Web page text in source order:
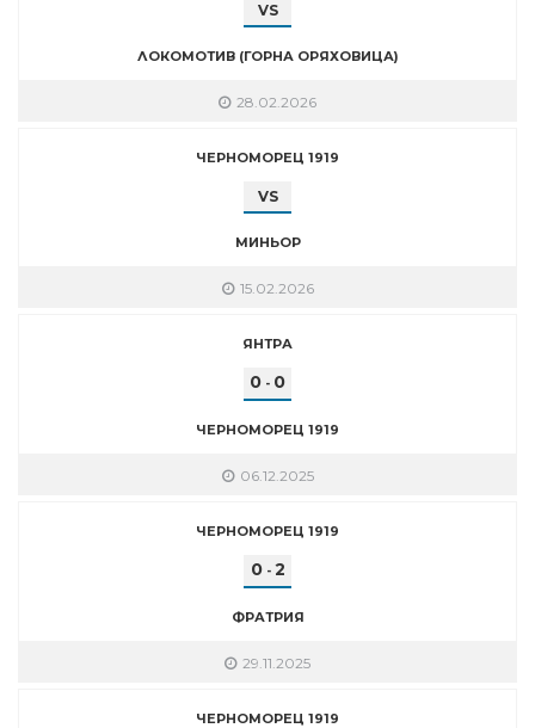
VS
ЛОКОМОТИВ (ГОРНА ОРЯХОВИЦА)
28.02.2026
ЧЕРНОМОРЕЦ 1919
VS
МИНЬОР
15.02.2026
ЯНТРА
0 - 0
ЧЕРНОМОРЕЦ 1919
06.12.2025
ЧЕРНОМОРЕЦ 1919
0- 2
ФРАТРИЯ
29.11.2025
ЧЕРНОМОРЕЦ 1919